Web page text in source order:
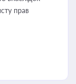
прав